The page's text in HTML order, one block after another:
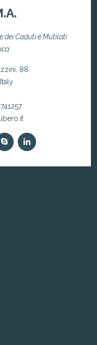
dei Caduti e Mutilati
88